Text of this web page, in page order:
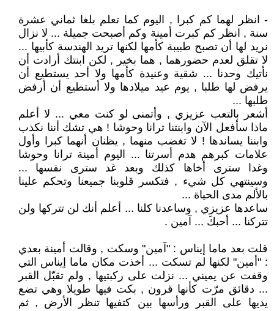
- انظر لهما كم كبرا , اليوم كما تعلم بلغا ثماني عشرة
سنة , انظر كم كبرت أمينة وكم أصبحت جميلة ... لا نزال
نريد لها أن تصبح طبيبة كأمها لكنها تريد الهندسة كأبيها ...
لا تقلق لعدم حضورهما , هما بخير , لكن ابنتك أرادت أن
نأتيك وحدنا ... شقية وعنيدة كأمها ولا أحد يستطيع أن
يرفض لها طلبا , يوم عيد ميلادها ولا أستطيع أن أرفض
طلبها ...
أشعر بالتعب عزيزي , وأتمنى لو كنت معي ... لا أعلم
ماذا سأفعل الآن وابنتنا ترانا وحوشا ! هي تشك أننا نكذب
وابننا يساندها ! لا تغضب منهما , يظنان أنهما كبرا وأول
علامات كبرهم هدم أسرتنا ... اليوم أمينة ترانا وحوشا
وغدا سترى أخاها كذلك وبعد غد سترى نفسها ...
وسينتهي كل شيء , فتكسر قلوبنا جميعنا وتحكم علينا
بالألم مدى الحياة ...
ساعدها عزيزي , وساعدنا كلنا ... أعلم أنك لن تتركها ولن
تتركنا ... أحبكَ ... آمين .
قلت بعد ماما إيناس : "آمين" وسكت , وقالت أمينة بعدي
: "أمين" لكنها لم تسكت ... أخذت مكان ماما إيناس التي
وقفت عن يميني ... نزلت على ركبتيها , ولم تقبّل القبر
... دقائق مرّت كأنها قرون , بكت فيها طويلا وهي تضع
يديها على القبر ورأسها بين كتفيها تنظر الأرض , ثم